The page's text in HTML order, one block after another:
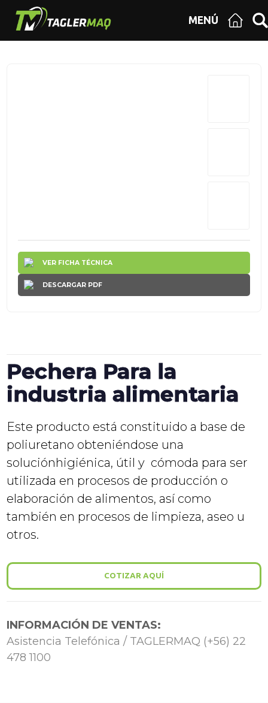
MENÚ
VER FICHA TÉCNICA
DESCARGAR PDF
Pechera Para la
industria alimentaria
Este producto está constituido a base de
poliuretano obteniéndose una
soluciónhigiénica, útil y cómoda para ser
utilizada en procesos de producción o
elaboración de alimentos, así como
también en procesos de limpieza, aseo u
otros.
COTIZAR AQUÍ
INFORMACIÓN DE VENTAS:
Asistencia Telefónica / TAGLERMAQ (+56) 22
478 1100